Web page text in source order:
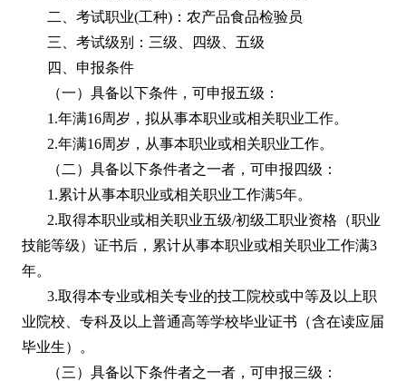
二、考试职业(工种)：农产品食品检验员
三、考试级别：三级、四级、五级
四、申报条件
（一）具备以下条件，可申报五级：
1.年满16周岁，拟从事本职业或相关职业工作。
2.年满16周岁，从事本职业或相关职业工作。
（二）具备以下条件者之一者，可申报四级：
1.累计从事本职业或相关职业工作满5年。
2.取得本职业或相关职业五级/初级工职业资格（职业
技能等级）证书后，累计从事本职业或相关职业工作满3
年。
3.取得本专业或相关专业的技工院校或中等及以上职
业院校、专科及以上普通高等学校毕业证书（含在读应届
毕业生）。
（三）具备以下条件者之一者，可申报三级：